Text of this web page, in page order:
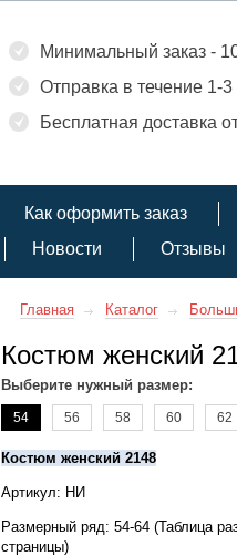
Минимальный заказ -
Отправка в течение 1-3
Бесплатная доставка
Как оформить заказ
Новости Отзывы
Главная Каталог
Костюм женский
Выберите нужный размер:
54 56 58 60 62
Костюм женский 2148
Артикул: НИ
Размерный ряд: 54-64 (Таблица
страницы)